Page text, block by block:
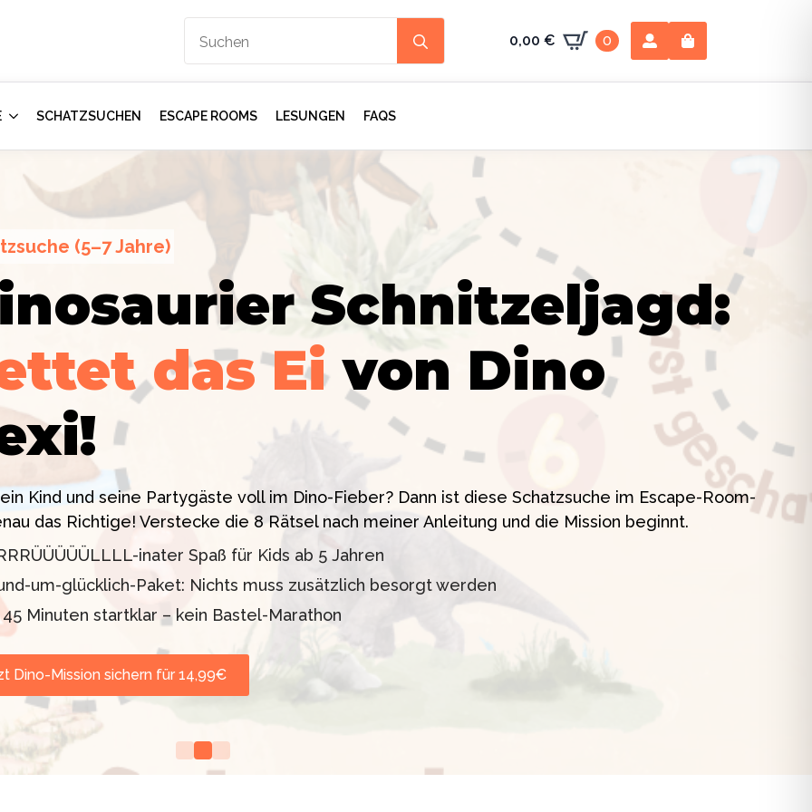
0,00 € 0
SCHATZSUCHEN ESCAPE ROOMS LESUNGEN FAQS
–
TV-Profi (ZDF "1, 2
Rooms zum
(5–7 Jahre)
Schnitzeljagd:
das Ei von Dino
Kind und seine Partygäste voll im Dino-Fieber? Dann ist diese Schatzsuche im Escape-Room-
das Richtige! Verstecke die 8 Rätsel nach meiner Anleitung und die Mission beginnt.
inater Spaß für Kids ab 5 Jahren
um-glücklich-Paket: Nichts muss zusätzlich besorgt werden
45 Minuten startklar – kein Bastel-Marathon
Dino-Mission sichern für 14,99€
Im
High-Tech Labor! Unser 24-seitiges PDF enthält
Knackt den Fall in 90 Minuten!
12–99 Jahre)
inklusive
werden